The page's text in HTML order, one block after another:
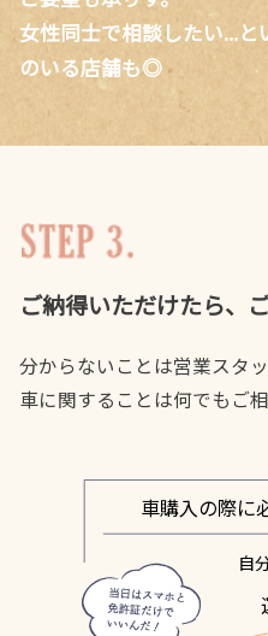
女性同士で相談したい...
のいる店舗も◎
ご納得いただけたら、
分からないことは営業スタ
車に関することは何でもご
車購入の際に
自